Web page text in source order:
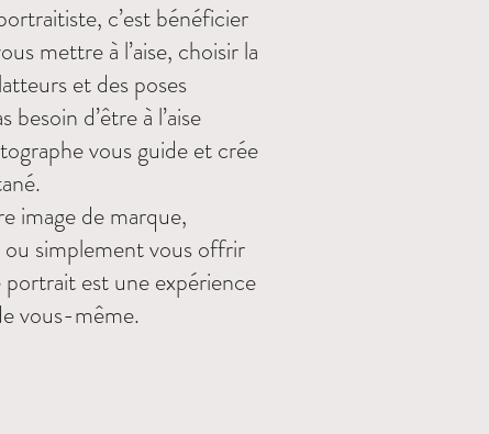
c’est bénéficier
mettre à l’aise, choisir la
et des poses
besoin d’être à l’aise
vous guide et crée
image de marque,
simplement vous offrir
est une expérience
vous-même.